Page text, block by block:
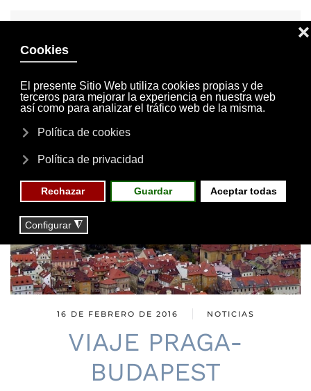
INVITACIONES
MI CUENTA
16 DE FEBRERO DE 2016 NOTICIAS
VIAJE PRAGA-
BUDAPEST